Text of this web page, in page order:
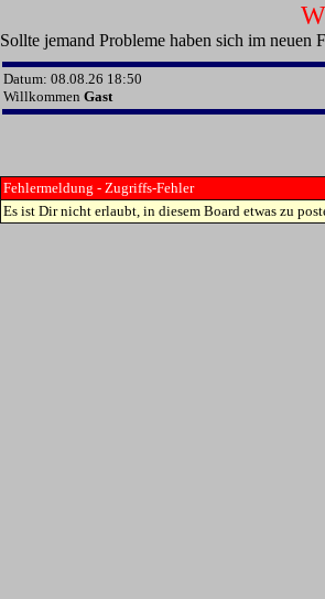
Sollte jemand Probleme haben sich im
Datum: 08.08.26 18:50
Willkommen Gast
Fehlermeldung - Zugriffs-Fehler
Es ist Dir nicht erlaubt, in diesem Board etwas zu